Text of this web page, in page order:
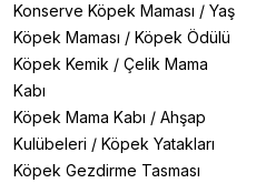
Konserve Köpek Maması / Yaş
Köpek Maması / Köpek Ödülü
Köpek Kemik / Çelik Mama
Kabı
Köpek Mama Kabı / Ahşap
Kulübeleri / Köpek Yatakları
Köpek Gezdirme Tasması